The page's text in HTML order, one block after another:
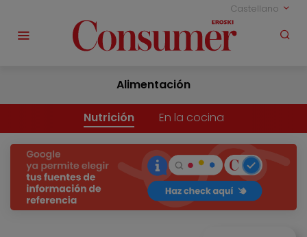
Castellano
Alimentación
Nutrición En la cocina